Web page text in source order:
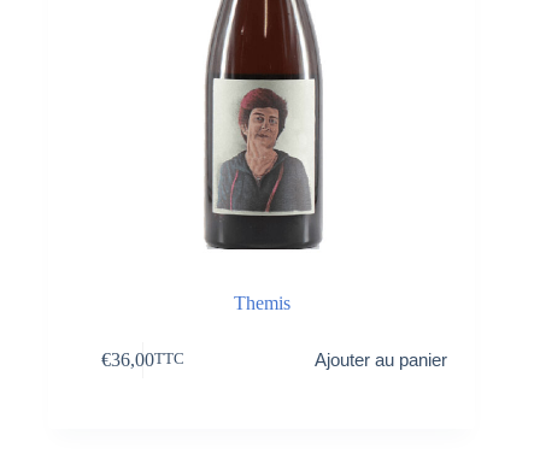
Themis
€36,00TTC Ajouter au panier